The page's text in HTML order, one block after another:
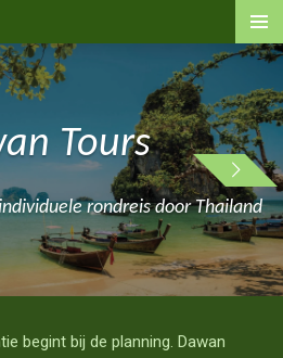
Tours
rondreis door Thailand
begint bij de planning. Dawan